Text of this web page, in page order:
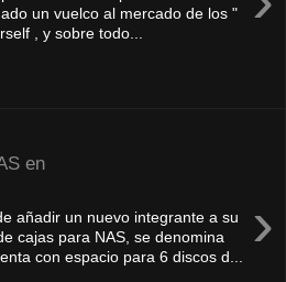
un vuelco al mercado de los "
, y sobre todo...
en
›
añadir un nuevo integrante a su
cajas para NAS, se denomina
con espacio para 6 discos d...